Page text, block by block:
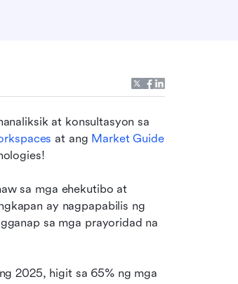
at konsultasyon sa
at ang Market Guide
sa mga ehekutibo at
ay nagpapabilis ng
sa mga prayoridad na
2025, higit sa 65% ng mga